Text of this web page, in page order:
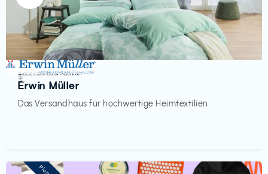
Accessoires & Fashion
Erwin Müller
Das Versandhaus für hochwertige Heimtextilien
€‎